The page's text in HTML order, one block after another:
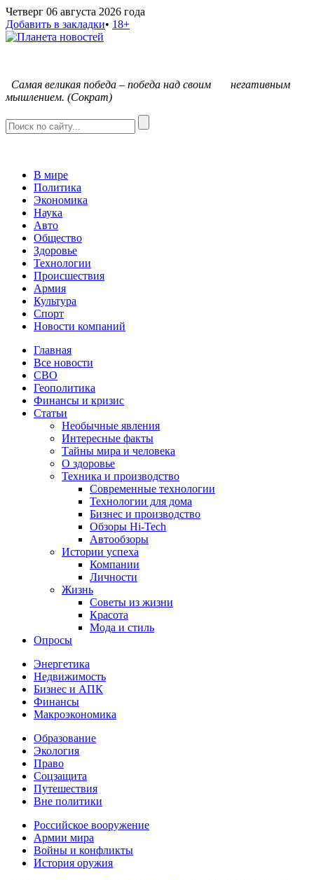
Четверг 06 августа 2026 года
Добавить в закладки• 18+
Самая великая победа – победа над своим негативным
мышлением. (Сократ)
В мире
Политика
Экономика
Наука
Авто
Общество
Здоровье
Технологии
Происшествия
Армия
Культура
Спорт
Новости компаний
Главная
Все новости
СВО
Геополитика
Финансы и кризис
Статьи
Необычные явления
Интересные факты
Тайны мира и человека
О здоровье
Техника и производство
Современные технологии
Технологии для дома
Бизнес и производство
Обзоры Hi-Tech
Автообзоры
Истории успеха
Компании
Личности
Жизнь
Советы из жизни
Красота
Мода и стиль
Опросы
Энергетика
Недвижимость
Бизнес и АПК
Финансы
Макроэкономика
Образование
Экология
Право
Соцзащита
Путешествия
Вне политики
Российское вооружение
Армии мира
Войны и конфликты
История оружия